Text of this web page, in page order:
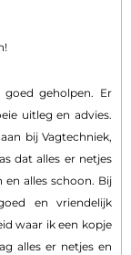
geholpen. Er
uitleg en advies.
bij Vagtechniek,
dat alles er netjes
en alles schoon. Bij
en vriendelijk
waar ik een kopje
alles er netjes en